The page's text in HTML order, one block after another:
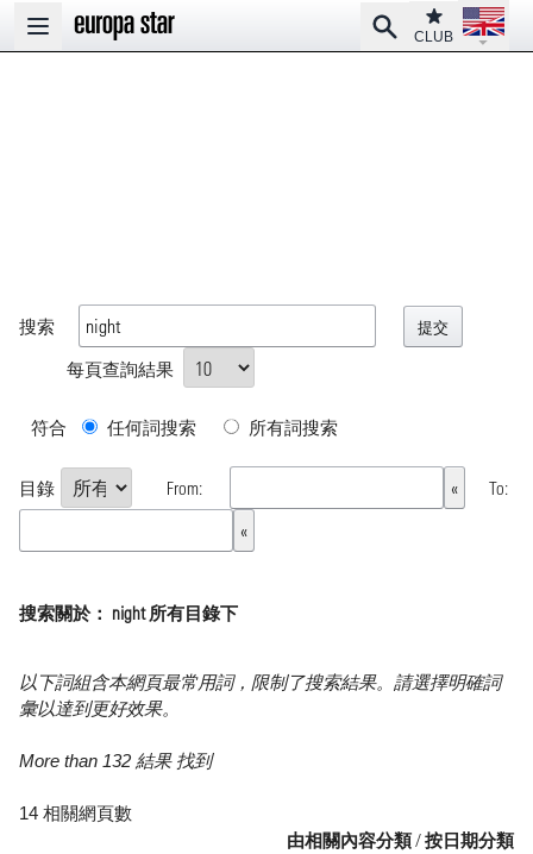
Open main menu
SearchClub
CLUB
Open
搜索
每頁查詢結果
符合 任何詞搜索 所有詞搜索
目錄 From: To:
搜索關於： night 所有目錄下
以下詞組含本網頁最常用詞，限制了搜索結果。請選擇明確詞
彙以達到更好效果。
More than 132 結果 找到
14 相關網頁數
由相關內容分類/按日期分類